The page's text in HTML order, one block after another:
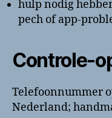
hulp nodig
pech of app-
Controle-
Telefoonnummer
Nederland;